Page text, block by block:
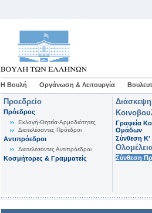
Η Βουλή Οργάνωση & Λειτουργία
Προεδρείο
Πρόεδρος
Εκλογή-Θητεία-Αρμοδιότητες
Διατελέσαντες Πρόεδροι
Αντιπρόεδροι
Διατελέσαντες Αντιπρόεδροι
Κοσμήτορες & Γραμματείς
Γραφεία
Ομάδων
Σύνθεση K'
Σύνθεση